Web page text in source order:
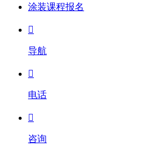
涂装课程报名

导航

电话

咨询